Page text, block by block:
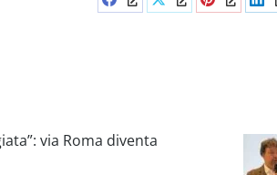
CondividiCondividi
via Roma diventa